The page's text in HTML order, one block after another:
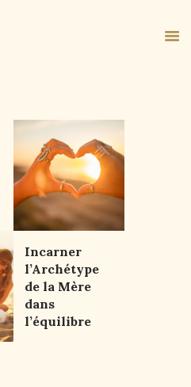
Incarner
l’Archétype
de la Mère
dans
l’équilibre